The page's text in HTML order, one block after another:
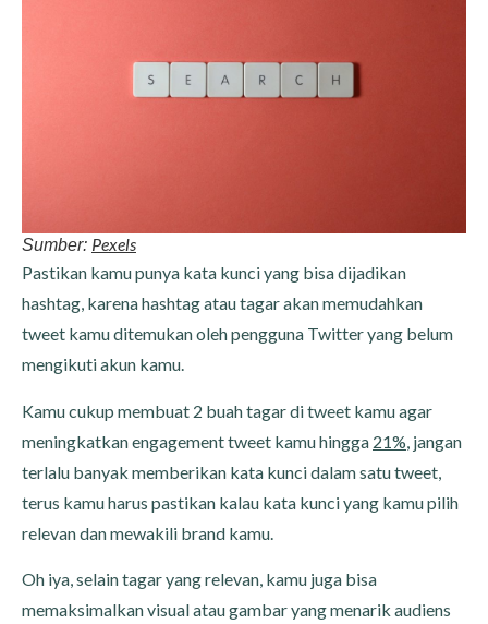
Sumber: Pexels
Pastikan kamu punya kata kunci yang bisa dijadikan
hashtag, karena hashtag atau tagar akan memudahkan
tweet kamu ditemukan oleh pengguna Twitter yang belum
mengikuti akun kamu.
Kamu cukup membuat 2 buah tagar di tweet kamu agar
meningkatkan engagement tweet kamu hingga 21% , jangan
terlalu banyak memberikan kata kunci dalam satu tweet,
terus kamu harus pastikan kalau kata kunci yang kamu pilih
relevan dan mewakili brand kamu.
Oh iya, selain tagar yang relevan, kamu juga bisa
memaksimalkan visual atau gambar yang menarik audiens